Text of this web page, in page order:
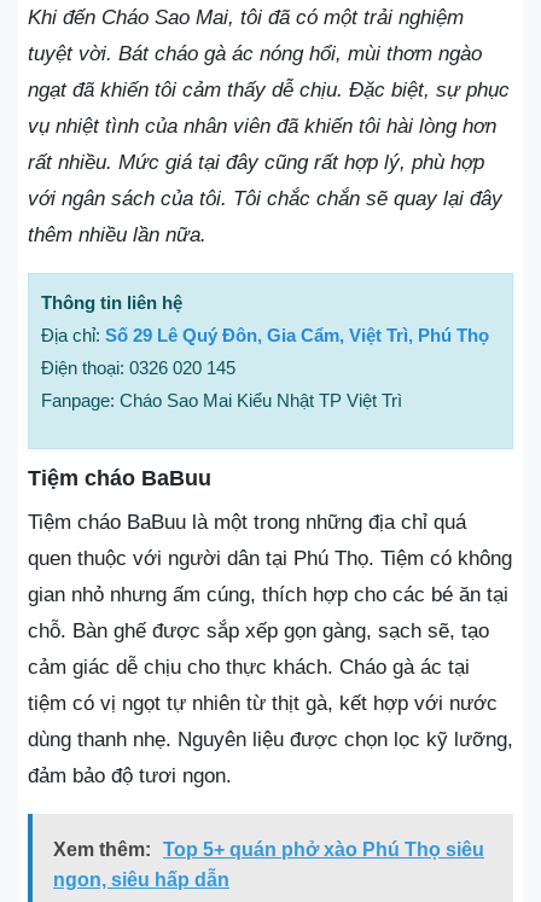
Khi đến Cháo Sao Mai, tôi đã có một trải nghiệm
tuyệt vời. Bát cháo gà ác nóng hổi, mùi thơm ngào
ngạt đã khiến tôi cảm thấy dễ chịu. Đặc biệt, sự phục
vụ nhiệt tình của nhân viên đã khiến tôi hài lòng hơn
rất nhiều. Mức giá tại đây cũng rất hợp lý, phù hợp
với ngân sách của tôi. Tôi chắc chắn sẽ quay lại đây
thêm nhiều lần nữa.
Thông tin liên hệ
Địa chỉ: Số 29 Lê Quý Đôn, Gia Cẩm, Việt Trì, Phú Thọ
Điện thoại: 0326 020 145
Fanpage: Cháo Sao Mai Kiểu Nhật TP Việt Trì
Tiệm cháo BaBuu
Tiệm cháo BaBuu là một trong những địa chỉ quá
quen thuộc với người dân tại Phú Thọ. Tiệm có không
gian nhỏ nhưng ấm cúng, thích hợp cho các bé ăn tại
chỗ. Bàn ghế được sắp xếp gọn gàng, sạch sẽ, tạo
cảm giác dễ chịu cho thực khách. Cháo gà ác tại
tiệm có vị ngọt tự nhiên từ thịt gà, kết hợp với nước
dùng thanh nhẹ. Nguyên liệu được chọn lọc kỹ lưỡng,
đảm bảo độ tươi ngon.
Xem thêm:
Top 5+ quán phở xào Phú Thọ siêu
ngon, siêu hấp dẫn